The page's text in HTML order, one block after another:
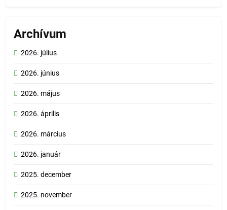
Archívum
2026. július
2026. június
2026. május
2026. április
2026. március
2026. január
2025. december
2025. november